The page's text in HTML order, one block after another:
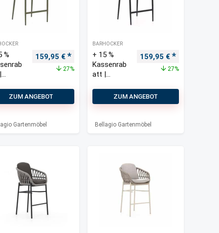
war: 219,00 €
ist: 179,00 €.
%
Ursprünglicher Preis war: 219,00 €
159,95 € Aktueller Preis ist: 159,95 €.
27%
ZUM ANGEBOT
Gartenmöbel
BARHOCKER
+ 15 %
Kassenrab
att |
Barhocker
stapelbar
Ursprünglicher Preis
159,95 € Aktueller
27%
ZUM ANGEBOT
Bellagio Gartenmöbel